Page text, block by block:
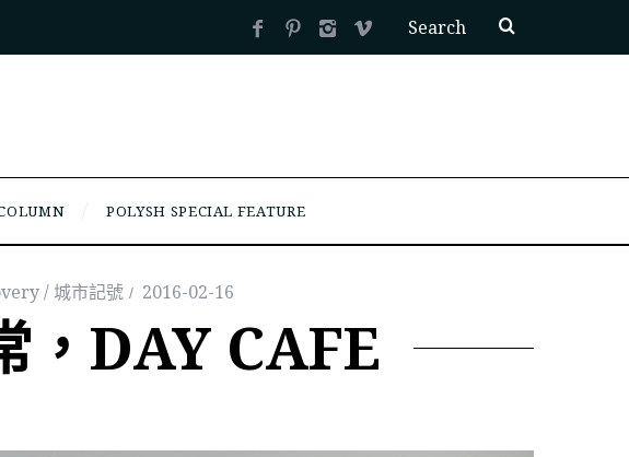
POLYSH SPECIAL FEATURE
/ 城市記號 2016-02-16
，DAY CAFE